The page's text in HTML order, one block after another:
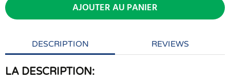
AJOUTER AU PANIER
DESCRIPTION REVIEWS
LA DESCRIPTION: